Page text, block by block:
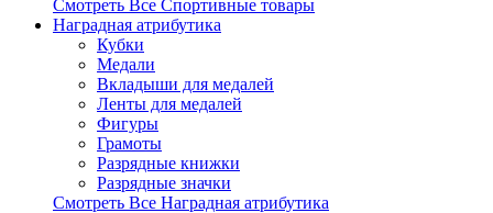
Смотреть Все Спортивные товары
Наградная атрибутика
Кубки
Медали
Вкладыши для медалей
Ленты для медалей
Фигуры
Грамоты
Разрядные книжки
Разрядные значки
Смотреть Все Наградная атрибутика